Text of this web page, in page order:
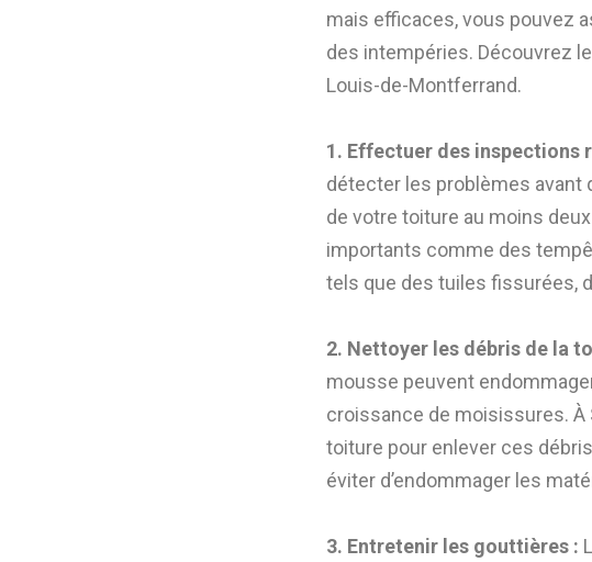
mais efficaces, vous pouvez
des intempéries. Découvrez
Louis-de-Montferrand.
1. Effectuer des inspections
détecter les problèmes avant
de votre toiture au moins
importants comme des
tels que des tuiles fissurées,
2. Nettoyer les débris de la
mousse peuvent
croissance de moisissures.
toiture pour enlever ces
éviter d’endommager les
3. Entretenir les gouttières :